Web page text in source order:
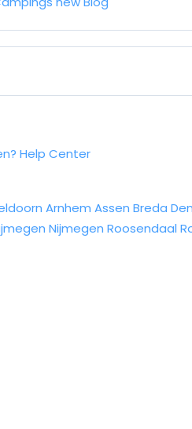
Help Center
Arnhem Assen Breda
Nijmegen Roosendaal